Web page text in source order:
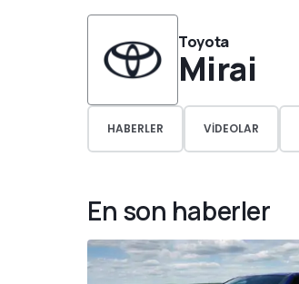
Toyota
Mirai
HABERLER VIDEOLAR
En son haberler